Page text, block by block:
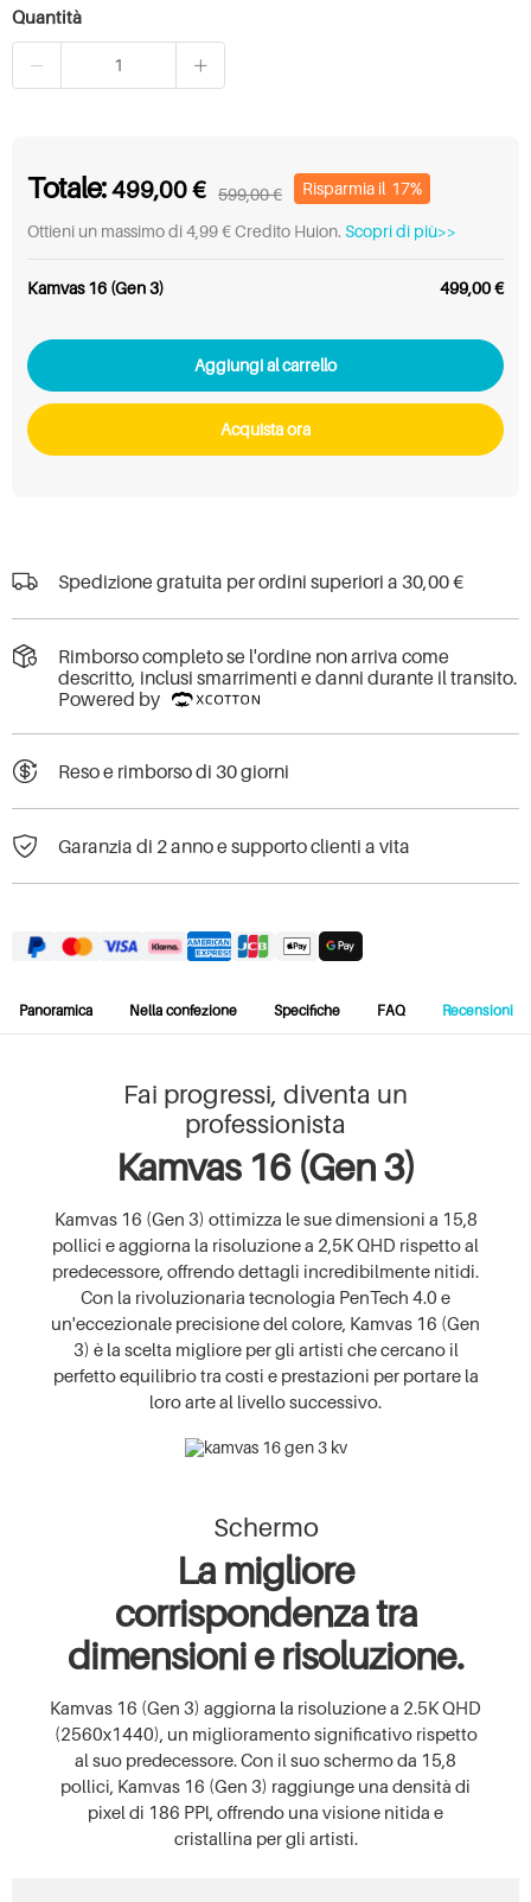
Quantità
Totale: 499,00 € 599,00 € Risparmia il 17%
Ottieni un massimo di 4,99 € Credito Huion. Scopri di più>>
Kamvas 16 (Gen 3) 499,00 €
Aggiungi al carrello
Acquista ora
Spedizione gratuita per ordini superiori a 30,00 €
Rimborso completo se l'ordine non arriva come
descritto, inclusi smarrimenti e danni durante il transito.
Powered by
Reso e rimborso di 30 giorni
Garanzia di 2 anno e supporto clienti a vita
Panoramica Nella confezione Specifiche FAQ Recensioni
Fai progressi, diventa un
professionista
Kamvas 16 (Gen 3)
Kamvas 16 (Gen 3) ottimizza le sue dimensioni a 15,8
pollici e aggiorna la risoluzione a 2,5K QHD rispetto al
predecessore, offrendo dettagli incredibilmente nitidi.
Con la rivoluzionaria tecnologia PenTech 4.0 e
un'eccezionale precisione del colore, Kamvas 16 (Gen
3) è la scelta migliore per gli artisti che cercano il
perfetto equilibrio tra costi e prestazioni per portare la
loro arte al livello successivo.
Schermo
La migliore
corrispondenza tra
dimensioni e risoluzione.
Kamvas 16 (Gen 3) aggiorna la risoluzione a 2.5K QHD
(2560x1440), un miglioramento significativo rispetto
al suo predecessore. Con il suo schermo da 15,8
pollici, Kamvas 16 (Gen 3) raggiunge una densità di
pixel di 186 PPl, offrendo una visione nitida e
cristallina per gli artisti.